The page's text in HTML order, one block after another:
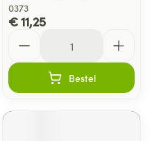
0373
€ 11,25
Bestel